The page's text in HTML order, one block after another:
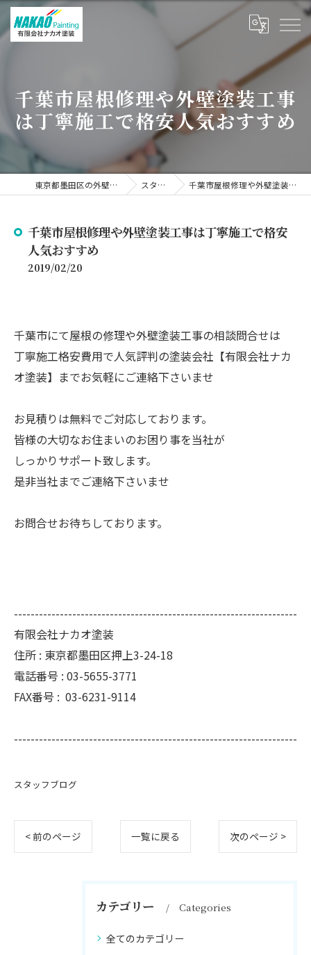
千葉市屋根修理や外壁塗装工事
は丁寧施工で格安人気おすすめ
東京都墨田区の外壁塗装なら有限会社ナカオ塗装 スタッフブログ 千葉市屋根修理や外壁塗装工事は丁寧施工で格安人気おすすめ
千葉市屋根修理や外壁塗装工事は丁寧施工で格安
人気おすすめ
2019/02/20
千葉市にて屋根の修理や外壁塗装工事の相談問合せは
丁寧施工格安費用で人気評判の塗装会社【有限会社ナカ
オ塗装】までお気軽にご連絡下さいませ
お見積りは無料でご対応しております。
皆様の大切なお住まいのお困り事を当社が
しっかりサポート致します。
是非当社までご連絡下さいませ
お問合せお待ちしております。
--------------------------------------------------------------------
有限会社ナカオ塗装
住所 : 東京都墨田区押上3-24-18
電話番号 : 03-5655-3771
FAX番号 : 03-6231-9114
--------------------------------------------------------------------
スタッフブログ
< 前のページ 一覧に戻る 次のページ >
カテゴリー Categories
全てのカテゴリー